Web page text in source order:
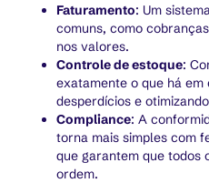
Faturamento: Um
comuns, como
nos valores.
Controle de estoque:
exatamente o que há em
desperdícios e
Compliance: A
torna mais simples com
que garantem que todos
ordem.